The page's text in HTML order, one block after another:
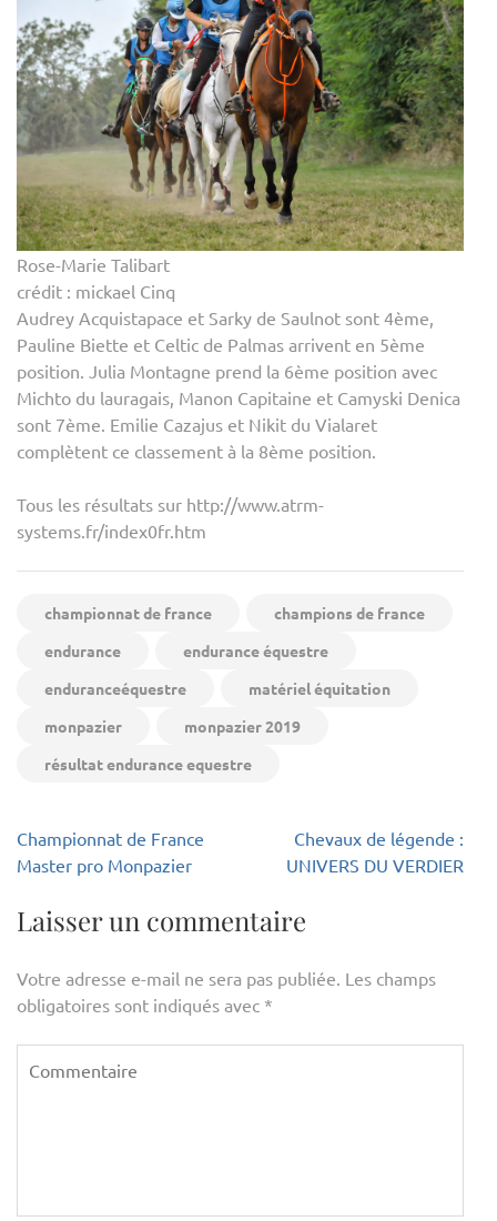
Rose-Marie Talibart
crédit : mickael Cinq
Audrey Acquistapace et Sarky de Saulnot sont 4ème,
Pauline Biette et Celtic de Palmas arrivent en 5ème
position. Julia Montagne prend la 6ème position avec
Michto du lauragais, Manon Capitaine et Camyski Denica
sont 7ème. Emilie Cazajus et Nikit du Vialaret
complètent ce classement à la 8ème position.
Tous les résultats sur http://www.atrm-
systems.fr/index0fr.htm
championnat de france
champions de france
endurance
endurance équestre
enduranceéquestre
matériel équitation
monpazier
monpazier 2019
résultat endurance equestre
Navigation
de
Championnat de France
Master pro Monpazier
Chevaux de légende :
UNIVERS DU VERDIER
Laisser un commentaire
Votre adresse e-mail ne sera pas publiée. Les champs
obligatoires sont indiqués avec *